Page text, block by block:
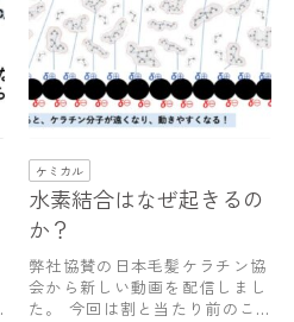
ケミカル
水素結合はなぜ起きるの
か？
弊社協賛の日本毛髪ケラチン協
会から新しい動画を配信しまし
た。 今回は割と当たり前のこ